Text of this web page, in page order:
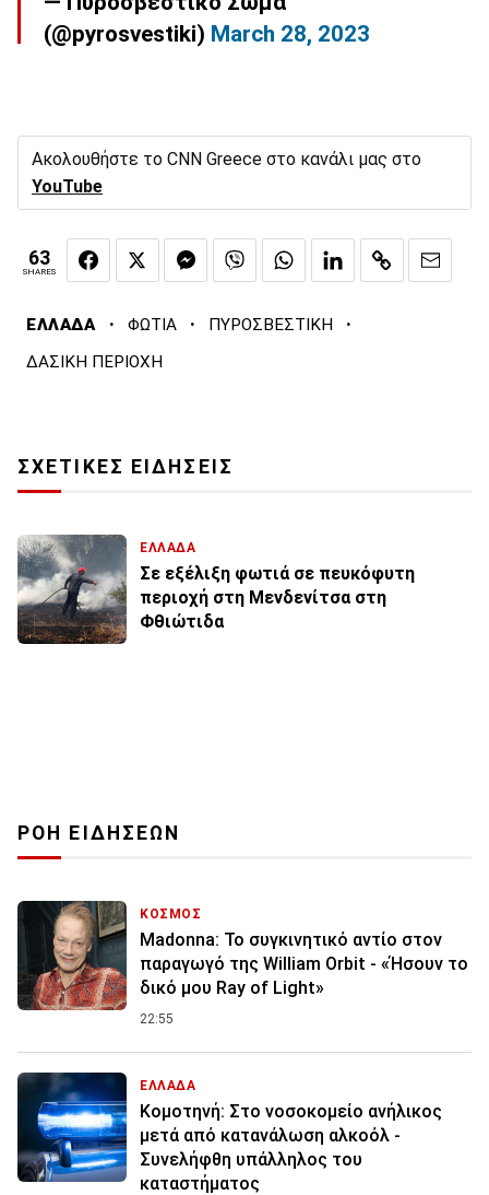
(@pyrosvestiki) March 28, 2023
Ακολουθήστε το CNN Greece στο κανάλι μας στο
YouTube
63
SHARES
ΕΛΛΑΔΑ · ΦΩΤΙΑ · ΠΥΡΟΣΒΕΣΤΙΚΗ ·
ΔΑΣΙΚΗ ΠΕΡΙΟΧΗ
ΣΧΕΤΙΚΕΣ ΕΙΔΗΣΕΙΣ
ΕΛΛΑΔΑ
Σε εξέλιξη φωτιά σε πευκόφυτη
περιοχή στη Μενδενίτσα στη
Φθιώτιδα
ΡΟΗ ΕΙΔΗΣΕΩΝ
ΚΟΣΜΟΣ
Madonna: Το συγκινητικό αντίο στον
παραγωγό της William Orbit - «Ήσουν το
δικό μου Ray of Light»
22:55
ΕΛΛΑΔΑ
Κομοτηνή: Στο νοσοκομείο ανήλικος
μετά από κατανάλωση αλκοόλ -
Συνελήφθη υπάλληλος του
καταστήματος